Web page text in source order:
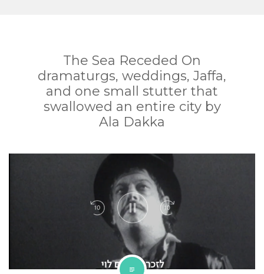
The Sea Receded On
dramaturgs, weddings, Jaffa,
and one small stutter that
swallowed an entire city by
Ala Dakka